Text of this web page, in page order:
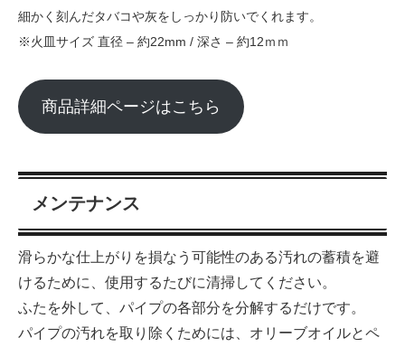
細かく刻んだタバコや灰をしっかり防いでくれます。
※火皿サイズ 直径 – 約22mm / 深さ – 約12ｍｍ
商品詳細ページはこちら
メンテナンス
滑らかな仕上がりを損なう可能性のある汚れの蓄積を避
けるために、使用するたびに清掃してください。
ふたを外して、パイプの各部分を分解するだけです。
パイプの汚れを取り除くためには、オリーブオイルとペ